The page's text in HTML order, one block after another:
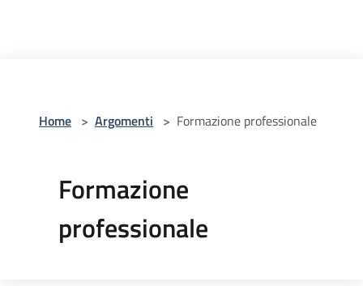
Home > Argomenti > Formazione professionale
Formazione
professionale